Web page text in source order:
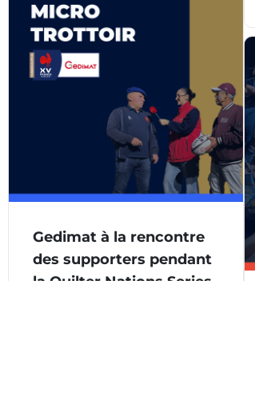
Gedimat à la rencontre
des supporters pendant
la Quilter Nations Series